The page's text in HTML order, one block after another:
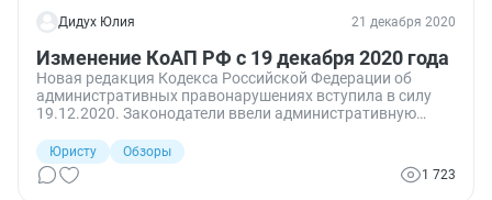
Дидух Юлия 21 декабря 2020
Изменение КоАП РФ с 19 декабря 2020 года
Новая редакция Кодекса Российской Федерации об
административных правонарушениях вступила в силу
19.12.2020. Законодатели ввели административную
территориальную целостность РФ. Определены особые
условия привлечения к административной
ответственности НКО.
Юристу
Обзоры
1 723